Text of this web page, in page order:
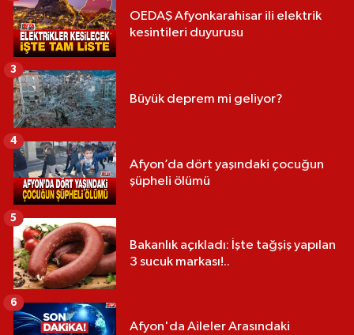
OEDAŞ Afyonkarahisar ili elektrik
kesintileri duyurusu
Büyük deprem mi geliyor?
3
Afyon’da dört yaşındaki çocuğun
şüpheli ölümü
4
Bakanlık açıkladı: İşte tağşiş yapılan
3 sucuk markası!..
5
Afyon'da Aileler Arasındaki
6